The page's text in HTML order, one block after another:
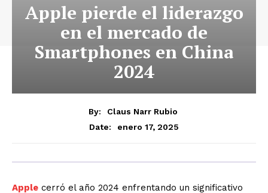
Apple pierde el liderazgo
en el mercado de
Smartphones en China
2024
By:
Claus Narr Rubio
Date:
enero 17, 2025
Apple cerró el año 2024 enfrentando un significativo